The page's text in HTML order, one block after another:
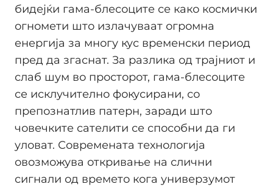
бидејќи гама-блесоците се како космички
огномети што излачуваат огромна
енергија за многу кус временски период
пред да згаснат. За разлика од трајниот и
слаб шум во просторот, гама-блесоците
се исклучително фокусирани, со
препознатлив патерн, заради што
човечките сателити се способни да ги
уловат. Современата технологија
овозможува откривање на слични
сигнали од времето кога универзумот